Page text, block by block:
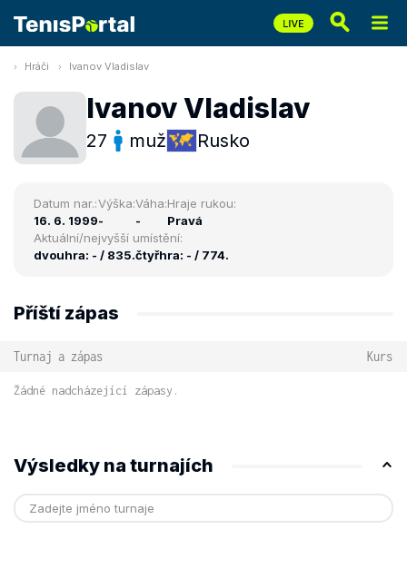
Hráči Ivanov Vladislav
Ivanov Vladislav
27 muž Rusko
Datum nar.:
16. 6. 1999
Výška:
-
Váha:
-
Hraje rukou:
Pravá
Aktuální/nejvyšší umístění:
dvouhra: - / 835.čtyřhra: - / 774.
Příští zápas
Turnaj a zápas Kurs
Žádné nadcházející zápasy.
Výsledky na turnajích